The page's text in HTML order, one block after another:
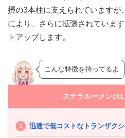
摂の3本柱に支えられていますが
により、さらに拡張されていま
トアップします。
こんな特徴を持ってるよ
ステラルーメン
迅速で低コストなトランザク